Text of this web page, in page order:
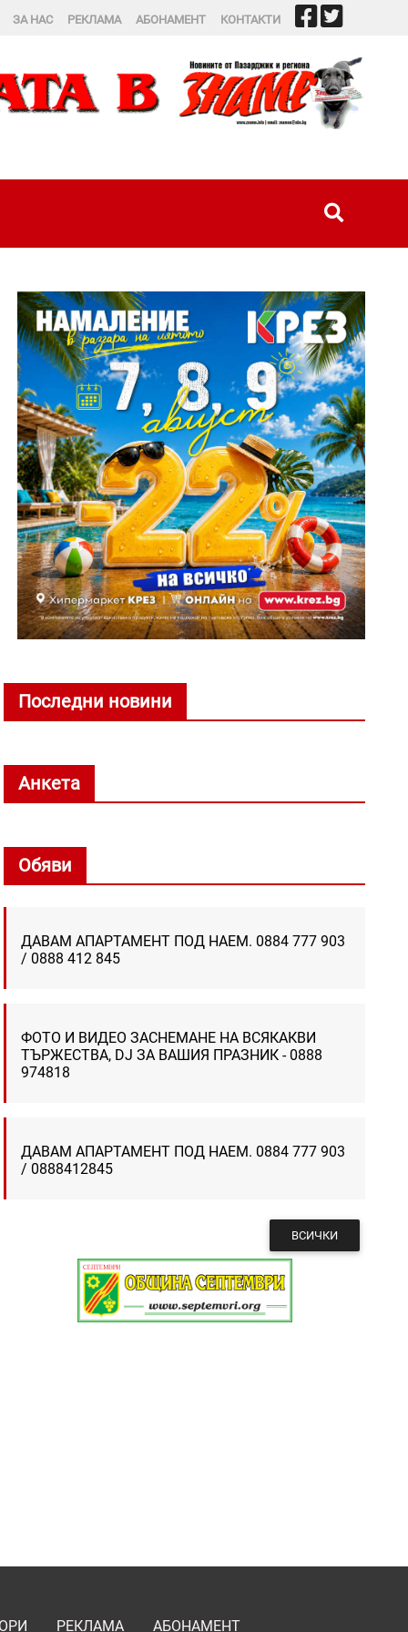
ЗА НАС РЕКЛАМА АБОНАМЕНТ КОНТАКТИ
Последни новини
Анкета
Обяви
ДАВАМ АПАРТАМЕНТ ПОД НАЕМ. 0884 777 903
/ 0888 412 845
ФОТО И ВИДЕО ЗАСНЕМАНЕ НА ВСЯКАКВИ
ТЪРЖЕСТВА, DJ ЗА ВАШИЯ ПРАЗНИК - 0888
974818
ДАВАМ АПАРТАМЕНТ ПОД НАЕМ. 0884 777 903
/ 0888412845
ВСИЧКИ
РЕКЛАМА АБОНАМЕНТ